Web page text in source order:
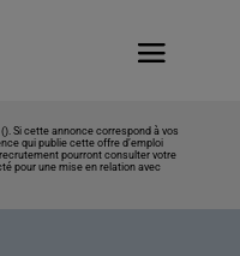
Si cette annonce correspond à vos
qui publie cette offre d’emploi
pourront consulter votre
pour une mise en relation avec